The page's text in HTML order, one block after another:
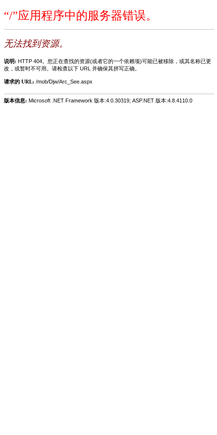
“/”应用程序中的服务器错误。
无法找到资源。
说明: HTTP 404。您正在查找的资源(或者它的一个依赖项)可能已被移除，或其名称已更
改，或暂时不可用。请检查以下 URL 并确保其拼写正确。
请求的 URL: /mob/Djw/Arc_See.aspx
版本信息: Microsoft .NET Framework 版本:4.0.30319; ASP.NET 版本:4.8.4110.0